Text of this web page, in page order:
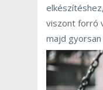
viszont forró
majd gyorsan